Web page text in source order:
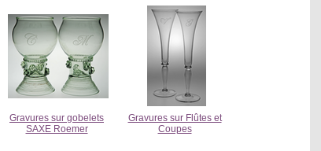
Gravures sur gobelets
SAXE Roemer
Gravures sur Flûtes et
Coupes